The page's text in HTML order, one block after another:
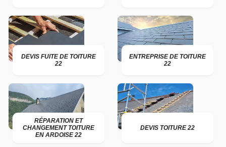
DEVIS FUITE DE TOITURE
22
ENTREPRISE DE TOITURE
22
RÉPARATION ET
CHANGEMENT TOITURE
EN ARDOISE 22
DEVIS TOITURE 22